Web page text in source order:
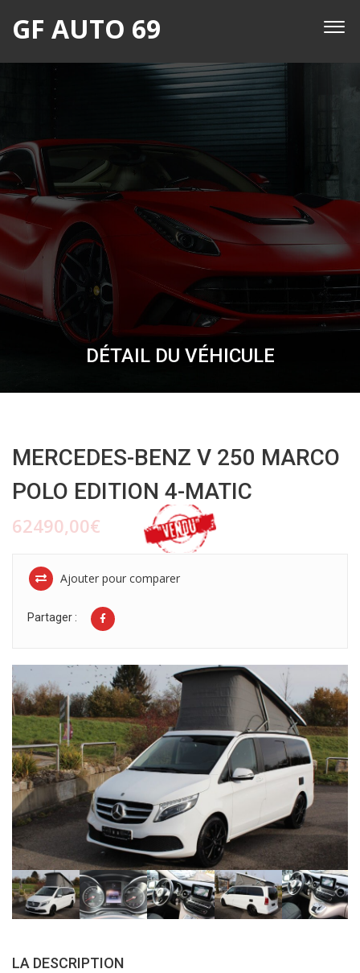
GF AUTO 69
DÉTAIL DU VÉHICULE
MERCEDES-BENZ V 250 MARCO
POLO EDITION 4-MATIC
62490,00€
Ajouter pour comparer
Partager :
LA DESCRIPTION